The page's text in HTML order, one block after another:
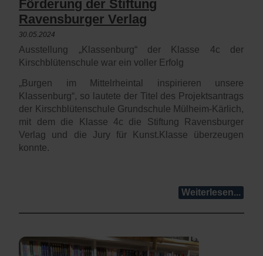
Förderung der Stiftung
Ravensburger Verlag
30.05.2024
Ausstellung „Klassenburg“ der Klasse 4c der
Kirschblütenschule war ein voller Erfolg
„Burgen im Mittelrheintal inspirieren unsere
Klassenburg“, so lautete der Titel des Projektsantrags
der Kirschblütenschule Grundschule Mülheim-Kärlich,
mit dem die Klasse 4c die Stiftung Ravensburger
Verlag und die Jury für Kunst.Klasse überzeugen
konnte.
Weiterlesen...